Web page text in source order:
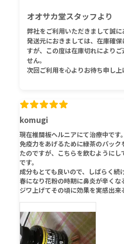
オオサカ堂スタッフより
弊社をご利用いただきまして誠に
発送元におきましては、在庫確
すが、この度は在庫切れにより
せん。
次回ご利用を心よりお待ち申し上
komugi
現在椎間板ヘルニアにて治療中です。
免疫力をあげるために緑茶のパッ
たのですが、こちらを飲むように
です。
成分もとても良いので、しばらく続
春になり花粉の時期に鼻炎が辛く
ジワ上げてその頃に効果を実感出来